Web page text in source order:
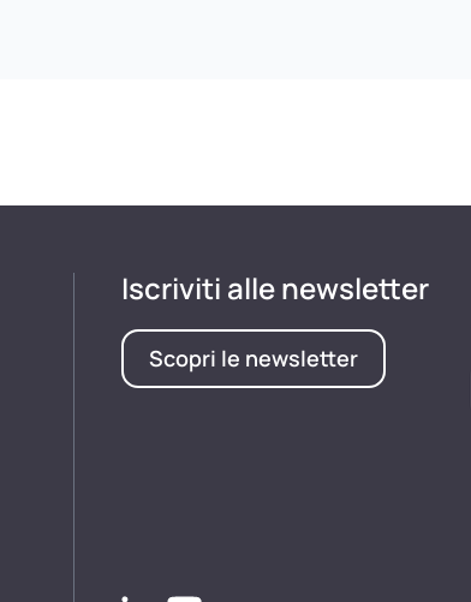
Iscriviti alle newsletter
Scopri le newsletter